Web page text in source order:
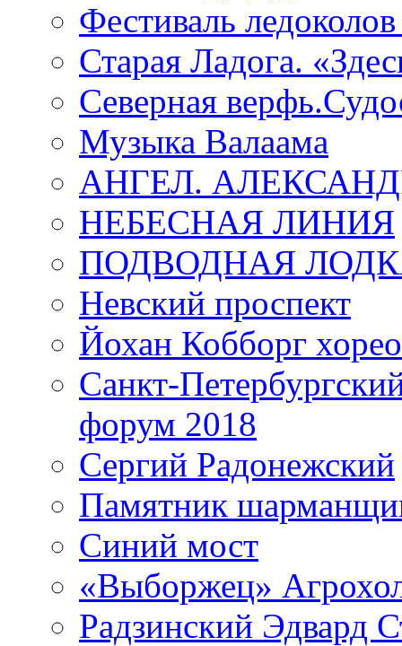
Фестиваль
Старая Ладога.
Северная
Музыка Валаама
АНГЕЛ.
НЕБЕСНАЯ ЛИНИЯ
ПОДВОДНАЯ
Невский проспект
Йохан Кобборг
Санкт-
форум 2018
Сергий Радонежский
Памятник
Синий мост
«Выборжец»
Радзинский Эдвард